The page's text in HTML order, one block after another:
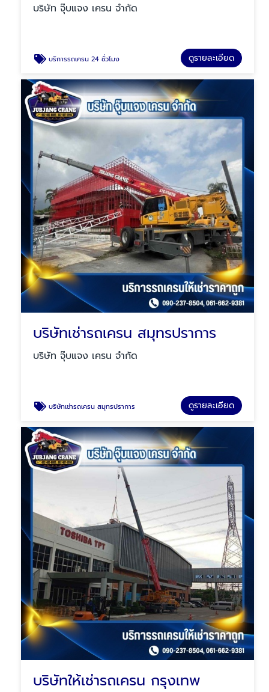
บริษัท จุ๊บแจง เครน จำกัด
บริการรถเครน 24 ชั่วโมง ดูรายละเอียด
บริษัทเช่ารถเครน สมุทรปราการ
บริษัท จุ๊บแจง เครน จำกัด
บริษัทเช่ารถเครน สมุทรปราการ ดูรายละเอียด
บริษัทให้เช่ารถเครน กรุงเทพ